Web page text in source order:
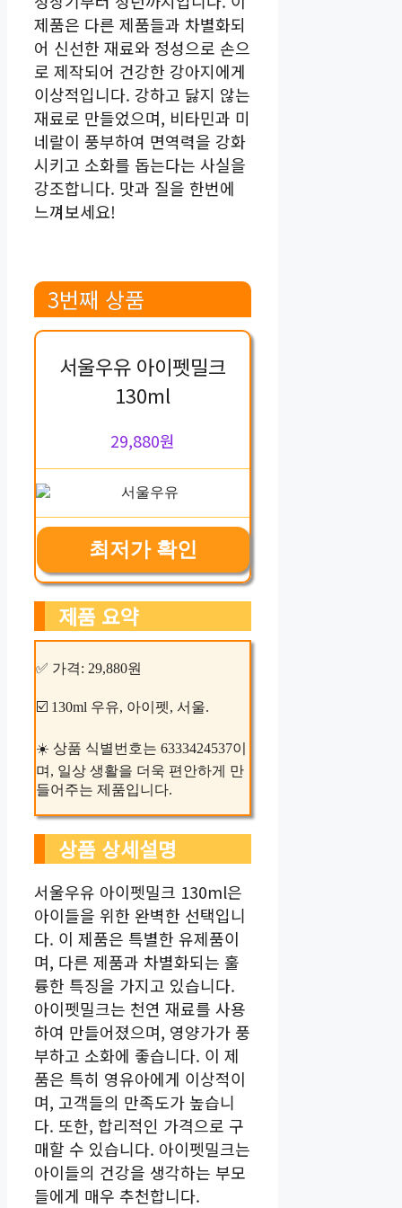
제품은 다른 제품들과 차별화되
어 신선한 재료와 정성으로 손으
로 제작되어 건강한 강아지에게
이상적입니다. 강하고 닳지 않는
재료로 만들었으며, 비타민과 미
네랄이 풍부하여 면역력을 강화
시키고 소화를 돕는다는 사실을
강조합니다. 맛과 질을 한번에
느껴보세요!
3번째 상품
서울우유 아이펫밀크
130ml
29,880원
최저가 확인
제품 요약
✅ 가격: 29,880원
☑️ 130ml 우유, 아이펫, 서울.
☀️ 상품 식별번호는 6333424537이
며, 일상 생활을 더욱 편안하게 만
들어주는 제품입니다.
상품 상세설명
서울우유 아이펫밀크 130ml은
아이들을 위한 완벽한 선택입니
다. 이 제품은 특별한 유제품이
며, 다른 제품과 차별화되는 훌
륭한 특징을 가지고 있습니다.
아이펫밀크는 천연 재료를 사용
하여 만들어졌으며, 영양가가 풍
부하고 소화에 좋습니다. 이 제
품은 특히 영유아에게 이상적이
며, 고객들의 만족도가 높습니
다. 또한, 합리적인 가격으로 구
매할 수 있습니다. 아이펫밀크는
아이들의 건강을 생각하는 부모
들에게 매우 추천합니다.